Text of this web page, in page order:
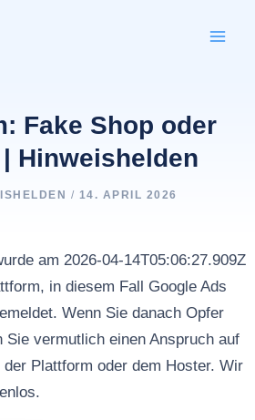
Fake Shop oder
Hinweishelden
/ 14. APRIL 2026
am 2026-04-14T05:06:27.909Z
in diesem Fall Google Ads
Wenn Sie danach Opfer
Sie vermutlich einen Anspruch auf
Plattform oder dem Hoster. Wir